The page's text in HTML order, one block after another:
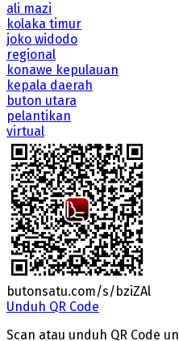
ali mazi
kolaka timur
joko widodo
regional
konawe kepulauan
kepala daerah
buton utara
pelantikan
virtual
butonsatu.com/s/bziZAl
Unduh QR Code
Scan atau unduh QR Code